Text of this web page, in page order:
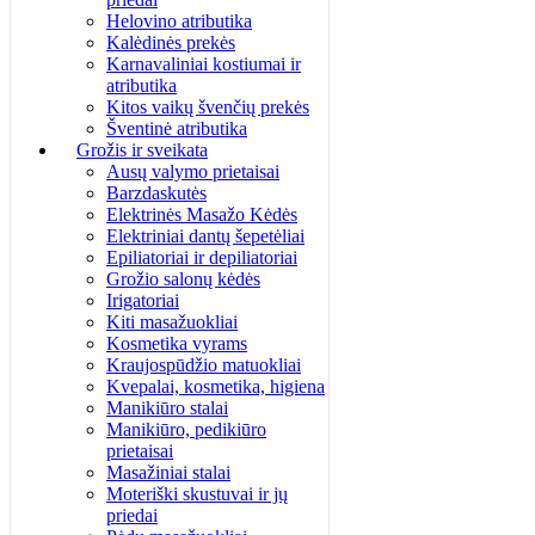
Helovino atributika
Kalėdinės prekės
Karnavaliniai kostiumai ir
atributika
Kitos vaikų švenčių prekės
Šventinė atributika
Grožis ir sveikata
Ausų valymo prietaisai
Barzdaskutės
Elektrinės Masažo Kėdės
Elektriniai dantų šepetėliai
Epiliatoriai ir depiliatoriai
Grožio salonų kėdės
Irigatoriai
Kiti masažuokliai
Kosmetika vyrams
Kraujospūdžio matuokliai
Kvepalai, kosmetika, higiena
Manikiūro stalai
Manikiūro, pedikiūro
prietaisai
Masažiniai stalai
Moteriški skustuvai ir jų
priedai